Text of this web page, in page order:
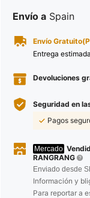
Envío a Spain
Envío
Entrega
Devoluciones
Seguridad en
Pagos
Mercado
RANGRANG
Enviado desde
Información y
Para reportar a